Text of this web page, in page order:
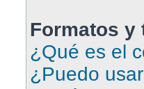
Formatos y
¿Qué es el
¿Puedo